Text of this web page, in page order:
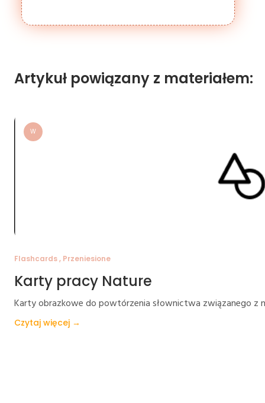
Artykuł powiązany z materiałem:
W
Flashcards , Przeniesione
Karty pracy Nature
Karty obrazkowe do powtórzenia słownictwa związanego z
Czytaj więcej →